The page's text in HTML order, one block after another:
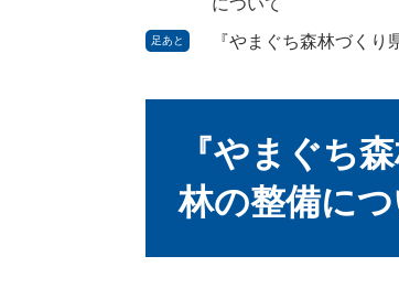
足あと 『やまぐち森林づく
『やまぐち
林の整備に